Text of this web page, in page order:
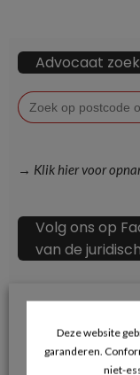
Advocaat
Zoek
naar:
→ Klik hier voor
Volg ons op
van de
Recente
Deze website
garanderen.
niet-